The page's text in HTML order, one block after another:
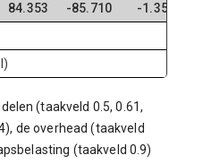
84.353 -85.710 -1.357
(taakveld 0.5, 0.61,
de overhead (taakveld
(taakveld 0.9)